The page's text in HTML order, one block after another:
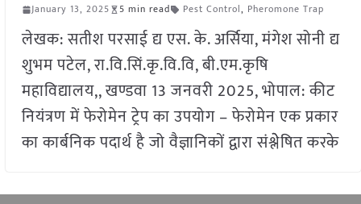
January 13, 2025 5 min read Pest Control, Pheromone Trap
लेखक: सतीश परसाई द्य एस. के. अर्सिया, मंगेश सोनी द्य
शुभम पटेल, रा.वि.सिं.कृ.वि.वि, बी.एम.कृषि
महाविद्यालय,, खण्डवा 13 जनवरी 2025, भोपाल: कीट
नियंत्रण में फेरोमेन ट्रेप का उपयोग – फेरोमेन एक प्रकार
का कार्बनिक पदार्थ है जो वैज्ञानिकों द्वारा संश्लेेषित करके